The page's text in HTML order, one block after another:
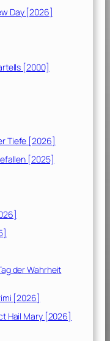
Day [2026]
[2000]
Tiefe [2026]
[2025]
der Wahrheit
[2026]
Hail Mary [2026]